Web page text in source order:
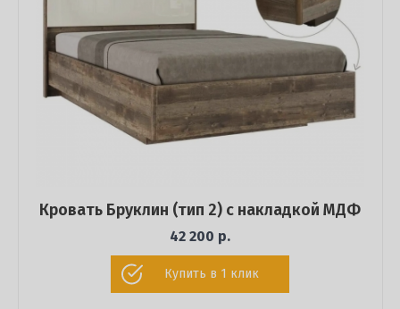
Кровать Бруклин (тип 2) с накладкой МДФ
42 200 р.
Купить в 1 клик